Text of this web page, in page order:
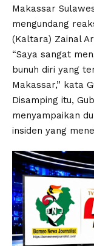
Makassar
mengundang
(Kaltara) Zainal
“Saya sangat
bunuh diri yang
Makassar,” kata
Disamping itu,
menyampaikan
insiden yang